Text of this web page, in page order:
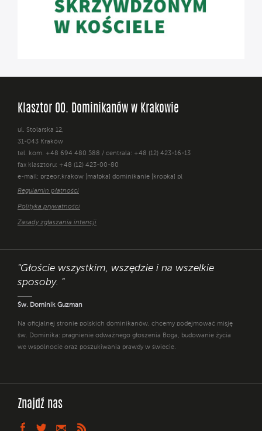
Klasztor OO. Dominikanów w Krakowie
ul. Stolarska 12,
31-043 Kraków
tel. kom. +48 694 480 588 / centrala: +48 (12) 423-16-13
fax klasztoru: +48 (12) 423-00-80
e-mail: przeor.krakow [małpka] dominikanie [kropka] pl
Regulamin płatności
Polityka prywatności
Zasady zgłaszania intencji
"Głoście wszystkim, wszędzie i na wszelkie
sposoby. "
Św. Dominik Guzman
Na oficjalnej stronie polskich dominikanów, chcemy podejmować misję
św. Dominika: pragnienie odważnego głoszenia Boga, budowanie życia
we wspólnocie oraz poszukiwania prawdy w świecie.
Znajdź nas